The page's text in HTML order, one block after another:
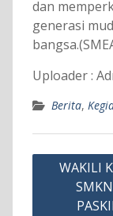
dan
generasi
Uploader :
Berita,
Navigasi
WAKILI